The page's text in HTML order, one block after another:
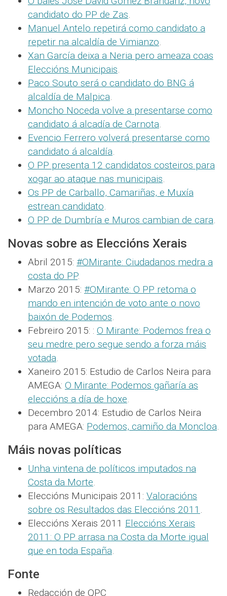
candidato do PP de Zas.
Manuel Antelo repetirá como candidato a
repetir na alcaldía de Vimianzo.
Xan García deixa a Neria pero ameaza coas
Eleccións Municipais.
Paco Souto será o candidato do BNG á
alcaldía de Malpica.
Moncho Noceda volve a presentarse como
candidato á alcadía de Carnota.
Evencio Ferrero volverá presentarse como
candidato á alcaldía.
O PP presenta 12 candidatos costeiros para
xogar ao ataque nas municipais.
Os PP de Carballo, Camariñas, e Muxía
estrean candidato.
O PP de Dumbría e Muros cambian de cara.
Novas sobre as Eleccións Xerais
Abril 2015: #OMirante: Ciudadanos medra a
costa do PP.
Marzo 2015: #OMirante: O PP retoma o
mando en intención de voto ante o novo
baixón de Podemos.
Febreiro 2015: : O Mirante: Podemos frea o
seu medre pero segue sendo a forza máis
votada.
Xaneiro 2015: Estudio de Carlos Neira para
AMEGA: O Mirante: Podemos gañaría as
eleccións a día de hoxe.
Decembro 2014: Estudio de Carlos Neira
para AMEGA: Podemos, camiño da Moncloa.
Máis novas políticas
Unha vintena de políticos imputados na
Costa da Morte.
Eleccións Municipais 2011: Valoracións
sobre os Resultados das Eleccións 2011 .
Eleccións Xerais 2011 Eleccións Xerais
2011: O PP arrasa na Costa da Morte igual
que en toda España.
Fonte
Redacción de QPC